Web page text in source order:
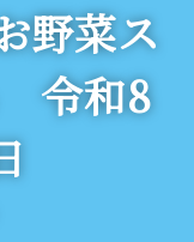
野菜ス
令和8